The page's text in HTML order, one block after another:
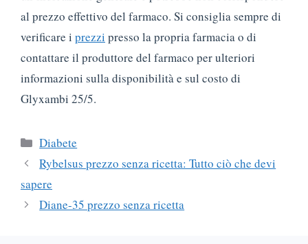
al prezzo effettivo del farmaco. Si consiglia sempre di
verificare i prezzi presso la propria farmacia o di
contattare il produttore del farmaco per ulteriori
informazioni sulla disponibilità e sul costo di
Glyxambi 25/5.
Categorie
Diabete
Rybelsus prezzo senza ricetta: Tutto ciò che devi
sapere
Diane-35 prezzo senza ricetta